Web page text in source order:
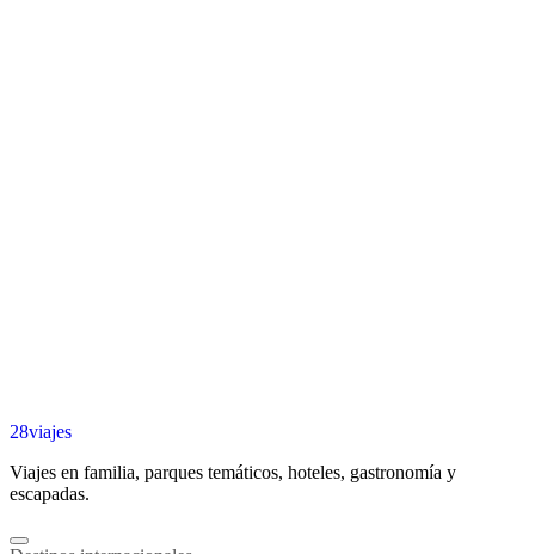
28viajes
Viajes en familia, parques temáticos, hoteles, gastronomía y
escapadas.